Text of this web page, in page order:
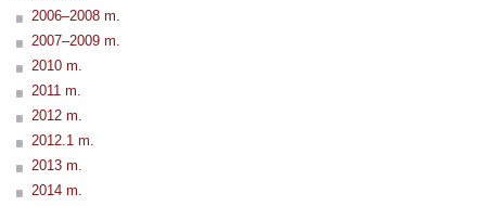
2006–2008 m.
2007–2009 m.
2010 m.
2011 m.
2012 m.
2012.1 m.
2013 m.
2014 m.